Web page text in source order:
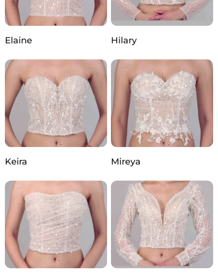
Elaine Hilary
Keira Mireya